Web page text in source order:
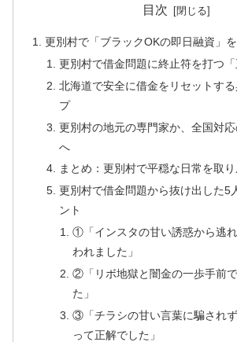
目次
更別村で「ブラックOKの即日融資」
更別村で借金問題に終止符を打つ「
北海道で安全に借金をリセットす
プ
更別村の地元の専門家か、全国対
へ
まとめ：更別村で平穏な日常を取
更別村で借金問題から抜け出した5
ント
①「インスタの甘い誘惑から逃
われました」
②「リボ地獄と闇金の一歩手前
た」
③「チラシの甘い言葉に騙され
って正解でした」